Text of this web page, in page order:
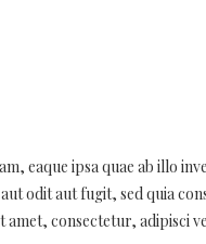
eaque ipsa quae ab illo
odit aut fugit, sed quia
consectetur, adipisci